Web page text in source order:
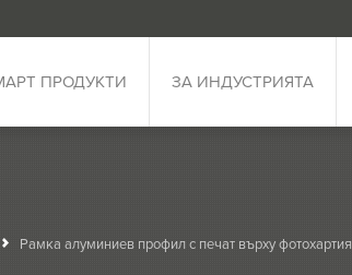
ПРОДУКТИ ЗА ИНДУСТРИЯТА
Рамка алуминиев профил с печат върху фотохартия